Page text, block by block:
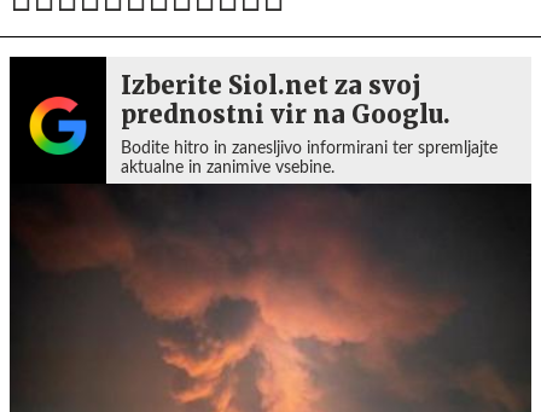
Izberite Siol.net za svoj
prednostni vir na Googlu.
Bodite hitro in zanesljivo informirani ter spremljajte
aktualne in zanimive vsebine.